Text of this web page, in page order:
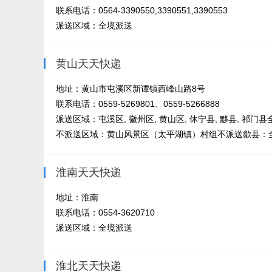
联系电话：0564-3390550,3390551,3390553
派送区域：全境派送
黄山天天快递
地址：黄山市屯溪区新谭镇西峰山路8号
联系电话：0559-5269801、0559-5266888
派送区域：屯溪区, 徽州区, 黄山区, 休宁县, 黟县, 祁门县
不派送区域：黄山风景区（太平湖镇）村组不派送歙县：
淮南天天快递
地址：淮南
联系电话：0554-3620710
派送区域：全境派送
淮北天天快递